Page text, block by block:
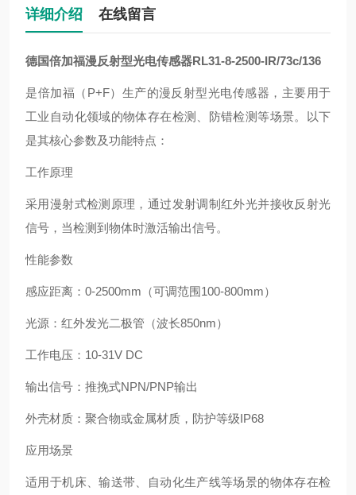
详细介绍 在线留言
德国倍加福漫反射型光电传感器RL31-8-2500-IR/73c/136
‌是倍加福（P+F）生产的漫反射型光电传感器，主要用于
工业自动化领域的物体存在检测、防错检测等场景。以下
是其核心参数及功能特点：
工作原理
采用漫射式检测原理，通过发射调制红外光并接收反射光
信号，当检测到物体时激活输出信号。 ‌
性能参数
‌感应距离‌：0-2500mm（可调范围100-800mm） ‌
‌光源‌：红外发光二极管（波长850nm） ‌
‌工作电压‌：10-31V DC ‌
‌输出信号‌：推挽式NPN/PNP输出 ‌
‌外壳材质‌：聚合物或金属材质，防护等级IP68 ‌
应用场景
适用于机床、输送带、自动化生产线等场景的物体存在检